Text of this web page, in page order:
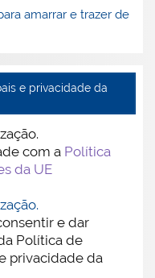
amarrar e trazer de
e privacidade da
com a Política
da UE
e dar
Política de
privacidade da